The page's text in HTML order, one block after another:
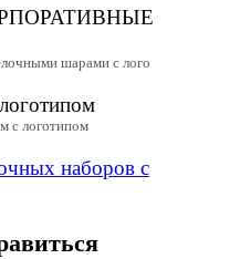
шарами с лого
с логотипом
наборов с